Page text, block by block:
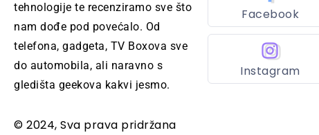
tehnologije te recenziramo sve što
nam dođe pod povećalo. Od
telefona, gadgeta, TV Boxova sve
do automobila, ali naravno s
gledišta geekova kakvi jesmo.
© 2024, Sva prava pridržana
Facebook
Instagram